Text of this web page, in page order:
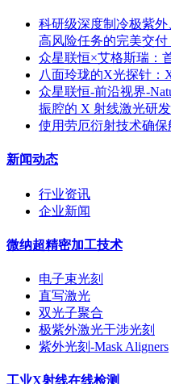
科研级深度制冷极紫外
高风险任务的完美交付 ​
众星联恒×艾格斯瑞：
八面玲珑的X光探针：
众星联恒-前沿视界-
振腔的 X 射线激光研发
使用劳厄衍射技术确
新闻动态
行业资讯
企业新闻
微纳超精密加工技术
电子束光刻
直写激光
双光子聚合
极紫外激光干涉光刻
紫外光刻-Mask Aligners
工业X射线在线检测